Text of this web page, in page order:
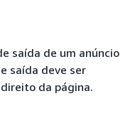
saída de um anúncio
saída deve ser
da página.